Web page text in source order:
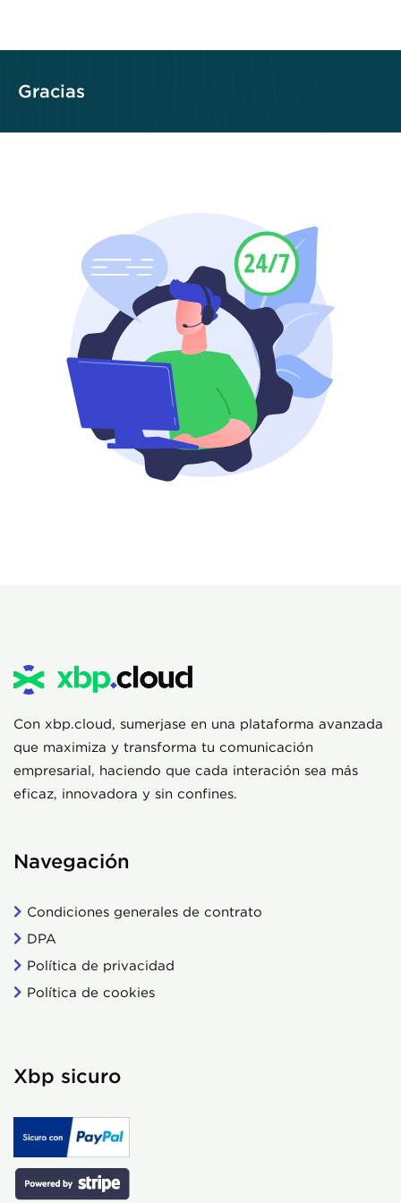
Gracias
Con xbp.cloud, sumerjase en una plataforma avanzada
que maximiza y transforma tu comunicación
empresarial, haciendo que cada interación sea más
eficaz, innovadora y sin confines.
Navegación
Condiciones generales de contrato
DPA
Política de privacidad
Política de cookies
Xbp sicuro